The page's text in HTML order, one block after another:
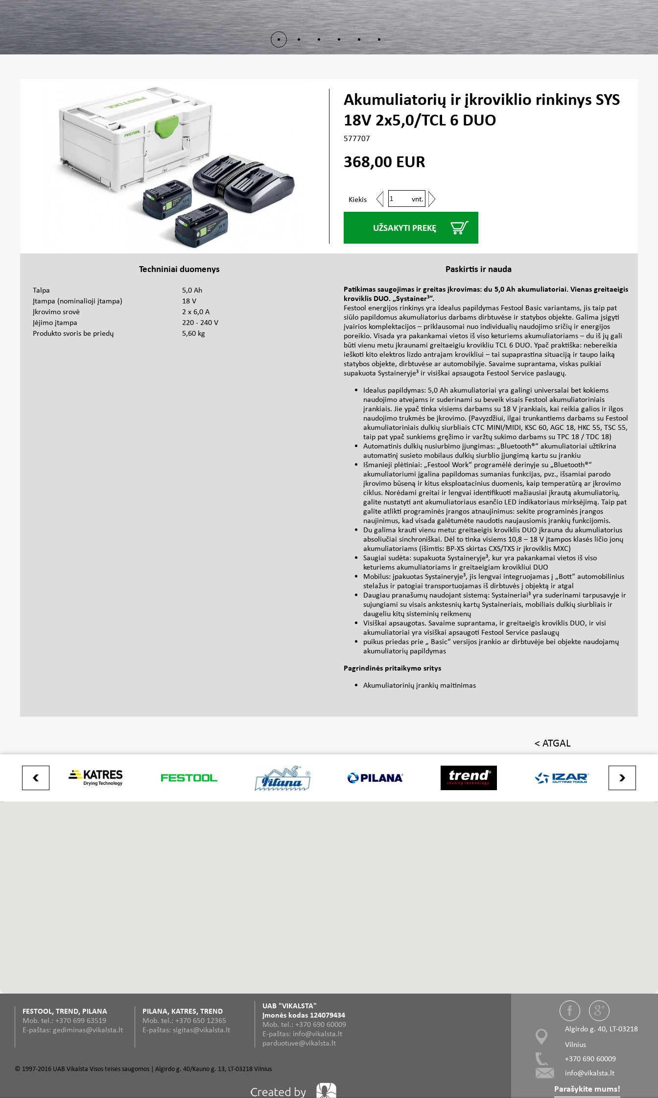
Akumuliatorių ir įkroviklio rinkinys SYS
18V 2x5,0/TCL 6 DUO
577707
368,00 EUR
Kiekis vnt.
UŽSAKYTI PREKĘ
Techniniai duomenys
Talpa
5,0 Ah
Įtampa (nominalioji įtampa)
18 V
Įkrovimo srovė
2 x 6,0 A
Įėjimo įtampa
220 - 240 V
Produkto svoris be priedų
5,60 kg
Paskirtis ir nauda
Patikimas saugojimas ir greitas įkrovimas: du 5,0 Ah akumuliatoriai. Vienas greitaeigis
kroviklis DUO. „Systainer³“.
Festool energijos rinkinys yra idealus papildymas Festool Basic variantams, jis taip pat
siūlo papildomus akumuliatorius darbams dirbtuvėse ir statybos objekte. Galima įsigyti
įvairios komplektacijos – priklausomai nuo individualių naudojimo sričių ir energijos
poreikio. Visada yra pakankamai vietos iš viso keturiems akumuliatoriams – du iš jų gali
būti vienu metu įkraunami greitaeigiu krovikliu TCL 6 DUO. Ypač praktiška: nebereikia
ieškoti kito elektros lizdo antrajam krovikliui – tai supaprastina situaciją ir taupo laiką
statybos objekte, dirbtuvėse ar automobilyje. Savaime suprantama, viskas puikiai
supakuota Systaineryje³ ir visiškai apsaugota Festool Service paslaugų.
Idealus papildymas: 5,0 Ah akumuliatoriai yra galingi universalai bet kokiems
naudojimo atvejams ir suderinami su beveik visais Festool akumuliatoriniais
įrankiais. Jie ypač tinka visiems darbams su 18 V įrankiais, kai reikia galios ir ilgos
naudojimo trukmės be įkrovimo. (Pavyzdžiui, ilgai trunkantiems darbams su Festool
akumuliatoriniais dulkių siurbliais CTC MINI/MIDI, KSC 60, AGC 18, HKC 55, TSC 55,
taip pat ypač sunkiems gręžimo ir varžtų sukimo darbams su TPC 18 / TDC 18)
Automatinis dulkių nusiurbimo įjungimas: „Bluetooth®“ akumuliatoriai užtikrina
automatinį susieto mobilaus dulkių siurblio įjungimą kartu su įrankiu
Išmanieji plėtiniai: „Festool Work“ programėlė derinyje su „Bluetooth®“
akumuliatoriumi įgalina papildomas sumanias funkcijas, pvz., išsamiai parodo
įkrovimo būseną ir kitus eksploatacinius duomenis, kaip temperatūrą ar įkrovimo
ciklus. Norėdami greitai ir lengvai identifikuoti mažiausiai įkrautą akumuliatorių,
galite nustatyti ant akumuliatoriaus esančio LED indikatoriaus mirksėjimą. Taip pat
galite atlikti programinės įrangos atnaujinimus: sekite programinės įrangos
naujinimus, kad visada galėtumėte naudotis naujausiomis įrankių funkcijomis.
Du galima krauti vienu metu: greitaeigis kroviklis DUO įkrauna du akumuliatorius
absoliučiai sinchroniškai. Dėl to tinka visiems 10,8 – 18 V įtampos klasės ličio jonų
akumuliatoriams (išimtis: BP-XS skirtas CXS/TXS ir įkroviklis MXC)
Saugiai sudėta: supakuota Systaineryje³, kur yra pakankamai vietos iš viso
keturiems akumuliatoriams ir greitaeigiam krovikliui DUO
Mobilus: įpakuotas Systaineryje³, jis lengvai integruojamas į „Bott“ automobilinius
stelažus ir patogiai transportuojamas iš dirbtuvės į objektą ir atgal
Daugiau pranašumų naudojant sistemą: Systaineriai³ yra suderinami tarpusavyje ir
sujungiami su visais ankstesnių kartų Systaineriais, mobiliais dulkių siurbliais ir
daugeliu kitų sisteminių reikmenų
Visiškai apsaugotas. Savaime suprantama, ir greitaeigis kroviklis DUO, ir visi
akumuliatoriai yra visiškai apsaugoti Festool Service paslaugų
puikus priedas prie „ Basic“ versijos įrankio ar dirbtuvėje bei objekte naudojamų
akumuliatorių papildymas
Pagrindinės pritaikymo sritys
Akumuliatorinių įrankių maitinimas
< ATGAL
Algirdo g. 40, LT-03218
Vilnius
+370 690 60009
info@vikalsta.lt
Parašykite mums!
FESTOOL, TREND, PILANA
Mob. tel.: +370 699 63519
E-paštas: gediminas@vikalsta.lt
PILANA, KATRES, TREND
Mob. tel.: +370 650 12365
E-paštas: sigitas@vikalsta.lt
UAB "VIKALSTA"
Įmonės kodas 124079434
Mob. tel.: +370 690 60009
E-paštas: info@vikalsta.lt
parduotuve@vikalsta.lt
© 1997-2016 UAB Vikalsta Visos teisės saugomos | Algirdo g. 40/Kauno g. 13, LT-03218 Vilnius